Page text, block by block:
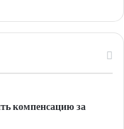
компенсацию за